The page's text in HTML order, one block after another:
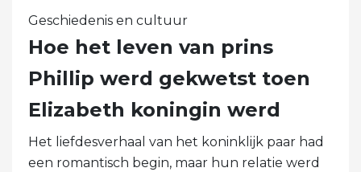
Geschiedenis en cultuur
Hoe het leven van prins
Phillip werd gekwetst toen
Elizabeth koningin werd
Het liefdesverhaal van het koninklijk paar had
een romantisch begin, maar hun relatie werd